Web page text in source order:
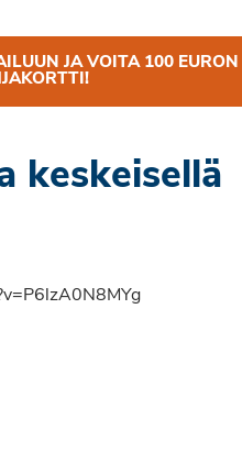
JA VOITA 100 EURON
keskeisellä